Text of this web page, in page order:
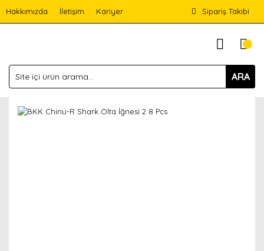
Hakkımızda İletişim Kariyer Sipariş Takibi
ARA